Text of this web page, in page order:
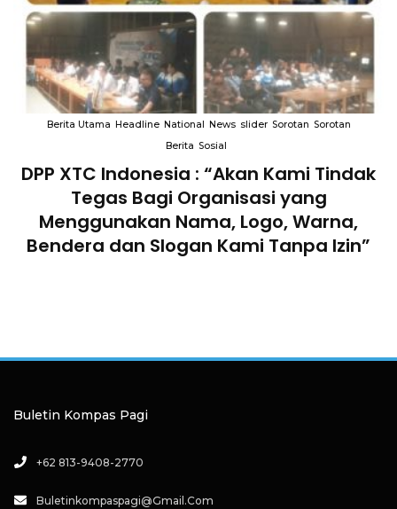
Berita Utama Headline National News slider Sorotan Sorotan
Berita Sosial
DPP XTC Indonesia : “Akan Kami Tindak
Tegas Bagi Organisasi yang
Menggunakan Nama, Logo, Warna,
Bendera dan Slogan Kami Tanpa Izin”
Buletin Kompas Pagi
+62 813-9408-2770
Buletinkompaspagi@gmail.com